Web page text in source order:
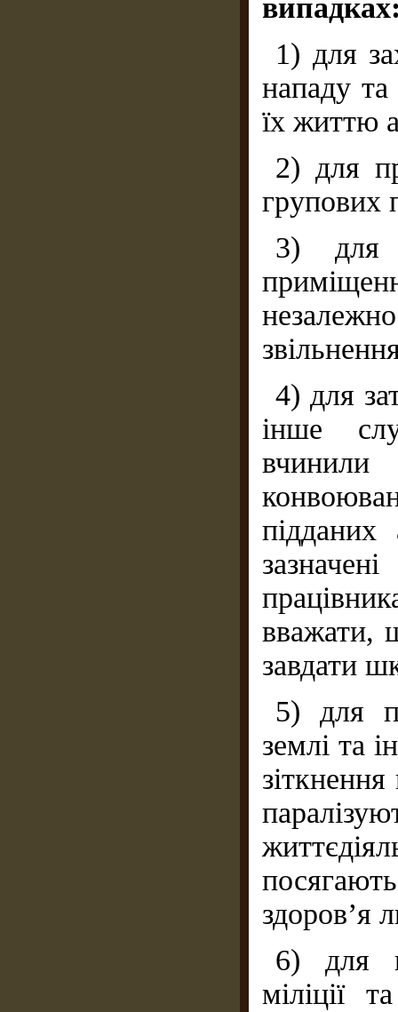
1) для
нападу
їх життю
2) для
групових
3) для
4) для
інше
вчинили
вважати,
завдати
5) для
землі та
здоров’я
6) для
міліції